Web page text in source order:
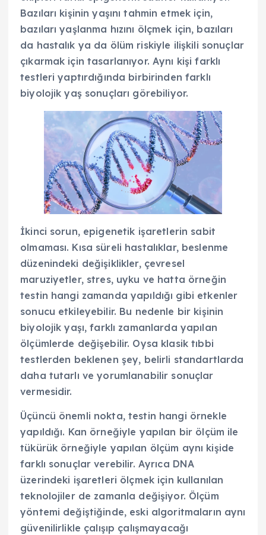
Bazıları kişinin yaşını tahmin etmek için,
bazıları yaşlanma hızını ölçmek için, bazıları
da hastalık ya da ölüm riskiyle ilişkili sonuçlar
çıkarmak için tasarlanıyor. Aynı kişi farklı
testleri yaptırdığında birbirinden farklı
biyolojik yaş sonuçları görebiliyor.
İkinci sorun, epigenetik işaretlerin sabit
olmaması. Kısa süreli hastalıklar, beslenme
düzenindeki değişiklikler, çevresel
maruziyetler, stres, uyku ve hatta örneğin
testin hangi zamanda yapıldığı gibi etkenler
sonucu etkileyebilir. Bu nedenle bir kişinin
biyolojik yaşı, farklı zamanlarda yapılan
ölçümlerde değişebilir. Oysa klasik tıbbi
testlerden beklenen şey, belirli standartlarda
daha tutarlı ve yorumlanabilir sonuçlar
vermesidir.
Üçüncü önemli nokta, testin hangi örnekle
yapıldığı. Kan örneğiyle yapılan bir ölçüm ile
tükürük örneğiyle yapılan ölçüm aynı kişide
farklı sonuçlar verebilir. Ayrıca DNA
üzerindeki işaretleri ölçmek için kullanılan
teknolojiler de zamanla değişiyor. Ölçüm
yöntemi değiştiğinde, eski algoritmaların aynı
güvenilirlikle çalışıp çalışmayacağı